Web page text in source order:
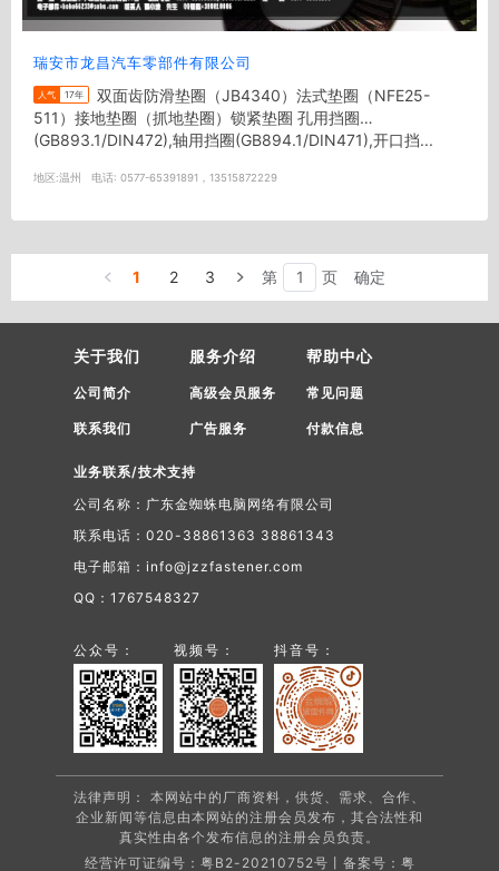
瑞安市龙昌汽车零部件有限公司
人气 17年
511）接地垫圈（抓地垫圈）锁紧垫圈 孔用挡圈
(GB893.1/DIN472),轴用挡圈(GB894.1/DIN471),开口挡...
地区:温州 电话: 0577-65391891，13515872229
1 2 3 第 页 确定
关于我们
公司简介
联系我们
服务介绍
高级会员服务
广告服务
帮助中心
常见问题
付款信息
业务联系/技术支持
公司名称：广东金蜘蛛电脑网络有限公司
联系电话：020-38861363 38861343
电子邮箱：info@jzzfastener.com
QQ：1767548327
公众号： 视频号： 抖音号：
法律声明： 本网站中的厂商资料，供货、需求、合作、
企业新闻等信息由本网站的注册会员发布，其合法性和
真实性由各个发布信息的注册会员负责。
经营许可证编号：粤B2-20210752号丨备案号： 粤